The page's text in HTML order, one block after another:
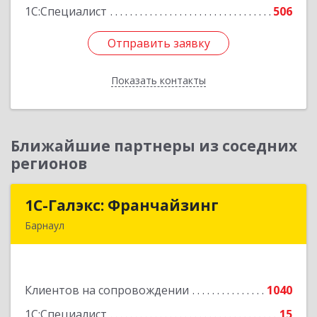
1С:Специалист
506
Отправить заявку
Показать контакты
Отправить заявку
Назад
Ближайшие партнеры из соседних
регионов
1С-Галэкс: Франчайзинг
Барнаул
Клиентов на сопровождении
1040
1С-Галэкс: Франчайзинг
Подробнее